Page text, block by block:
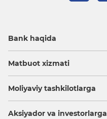
Bank haqida
Matbuot xizmati
Moliyaviy tashkilotlarga
Aksiyador va investorlarga